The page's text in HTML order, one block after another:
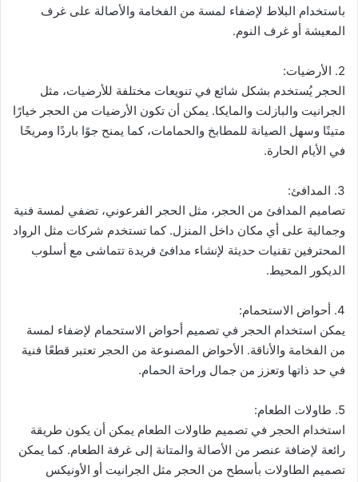
باستخدام البلاط لإضفاء لمسة من الفخامة والأصالة على غرف
المعيشة أو غرف النوم.
2. الأرضيات:
الحجر يُستخدم بشكل شائع في تنويعات مختلفة للأرضيات، مثل
الجرانيت والبازلت والمايكا. يمكن أن تكون الأرضيات من الحجر خيارًا
متينًا وسهل الصيانة للمطابخ والحمامات، كما يمنح جوًا باردًا ومريحًا
في الأيام الحارة.
3. المدافئ:
تصاميم المدافئ من الحجر، مثل الحجر الفرعوني، تضفي لمسة فنية
وجمالية على أي مكان داخل المنزل. كما تستخدم شركات مثل الرواد
المحترفين تقنيات حديثة لإنشاء مدافئ فريدة تتماشى مع أسلوب
الديكور المحيط.
4. أحواض الاستحمام:
يمكن استخدام الحجر في تصميم أحواض الاستحمام لإضفاء لمسة
من الفخامة والأناقة. الأحواض المصنوعة من الحجر تعتبر قطعًا فنية
في حد ذاتها وتعزز من جمال وراحة الحمام.
5. طاولات الطعام:
استخدام الحجر في تصميم طاولات الطعام يمكن أن يكون طريقة
رائعة لإضافة عنصر من الأصالة والمتانة إلى غرفة الطعام. كما يمكن
تصميم الطاولات بأسطح من الحجر مثل الجرانيت أو الأونيكس